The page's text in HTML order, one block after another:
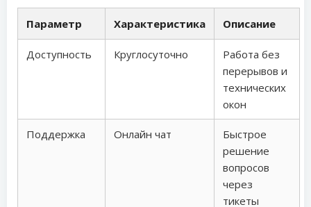
Параметр Характеристика Описание
Доступность Круглосуточно
Работа без
перерывов и
технических
окон
Поддержка Онлайн чат
Быстрое
решение
вопросов
через
тикеты